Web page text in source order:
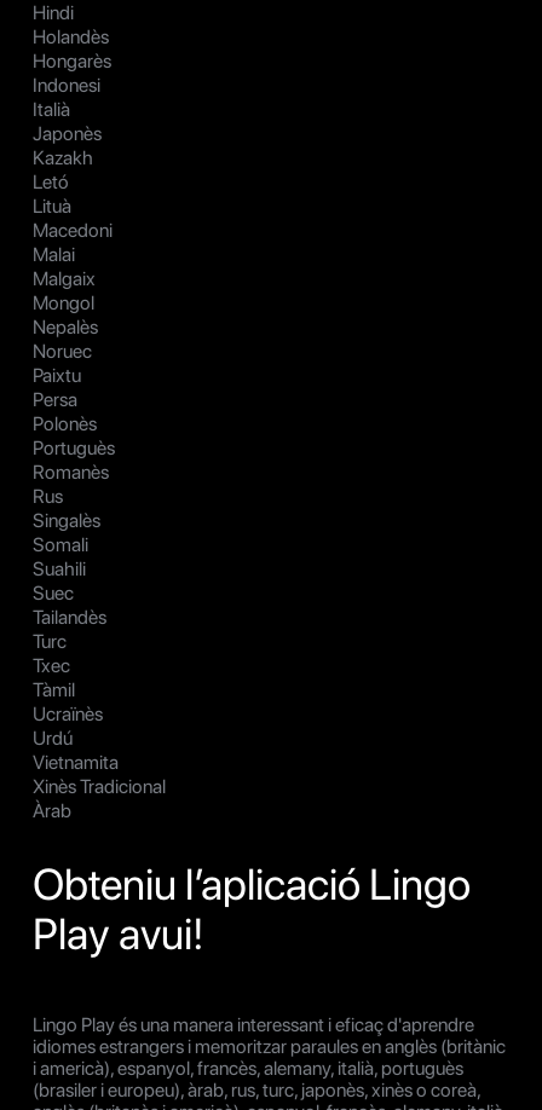
Hindi
Holandès
Hongarès
Indonesi
Italià
Japonès
Kazakh
Letó
Lituà
Macedoni
Malai
Malgaix
Mongol
Nepalès
Noruec
Paixtu
Persa
Polonès
Portuguès
Romanès
Rus
Singalès
Somali
Suahili
Suec
Tailandès
Turc
Txec
Tàmil
Ucraïnès
Urdú
Vietnamita
Xinès Tradicional
Àrab
Obteniu l’aplicació Lingo
Play avui!
Lingo Play és una manera interessant i eficaç d'aprendre
idiomes estrangers i memoritzar paraules en anglès (britànic
i americà), espanyol, francès, alemany, italià, portuguès
(brasiler i europeu), àrab, rus, turc, japonès, xinès o coreà,